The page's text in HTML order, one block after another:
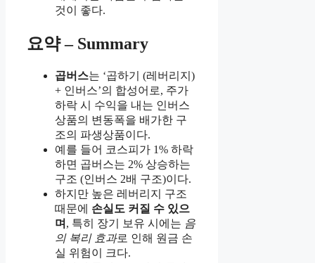
것이 좋다.
요약 – Summary
곱버스는 ‘곱하기 (레버리지)
+ 인버스’의 합성어로, 주가
하락 시 수익을 내는 인버스
상품의 변동폭을 배가한 구
조의 파생상품이다.
예를 들어 코스피가 1% 하락
하면 곱버스는 2% 상승하는
구조 (인버스 2배 구조)이다.
하지만 높은 레버리지 구조
때문에 손실도 커질 수 있으
며 , 특히 장기 보유 시에는 음
의 복리 효과로 인해 원금 손
실 위험이 크다.